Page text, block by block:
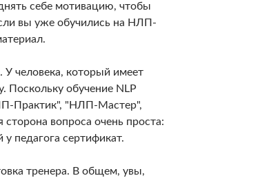
себе мотивацию, чтобы
вы уже обучились на НЛП-
У человека, который имеет
Поскольку обучение NLP
Практик", "НЛП-Мастер",
вопроса очень проста:
педагога сертификат.
тренера. В общем, увы,